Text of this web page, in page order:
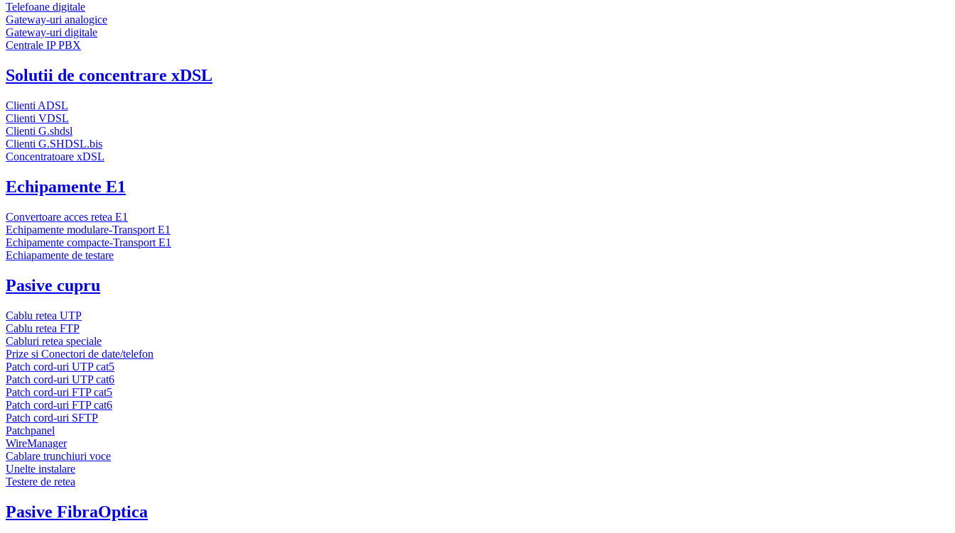
Telefoane digitale
Gateway-uri analogice
Gateway-uri digitale
Centrale IP PBX
Solutii de concentrare xDSL
Clienti ADSL
Clienti VDSL
Clienti G.shdsl
Clienti G.SHDSL.bis
Concentratoare xDSL
Echipamente E1
Convertoare acces retea E1
Echipamente modulare-Transport E1
Echipamente compacte-Transport E1
Echiapamente de testare
Pasive cupru
Cablu retea UTP
Cablu retea FTP
Cabluri retea speciale
Prize si Conectori de date/telefon
Patch cord-uri UTP cat5
Patch cord-uri UTP cat6
Patch cord-uri FTP cat5
Patch cord-uri FTP cat6
Patch cord-uri SFTP
Patchpanel
WireManager
Cablare trunchiuri voce
Unelte instalare
Testere de retea
Pasive FibraOptica